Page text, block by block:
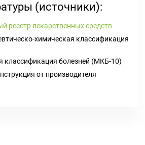
(источники):
реестр лекарственных средств
химическая классификация
классификация болезней (МКБ-10)
от производителя